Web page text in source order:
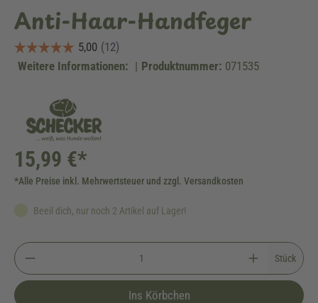
Anti-Haar-Handfeger
Weitere Informationen: | Produktnummer: 071535
15,99 €*
*Alle Preise inkl. Mehrwertsteuer und zzgl. Versandkosten
Beeil dich, nur noch 2 Artikel auf Lager!
Stück
Ins Körbchen